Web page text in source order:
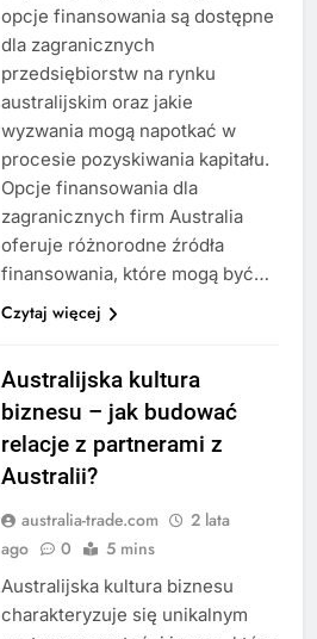
opcje finansowania są dostępne
dla zagranicznych
przedsiębiorstw na rynku
australijskim oraz jakie
wyzwania mogą napotkać w
procesie pozyskiwania kapitału.
Opcje finansowania dla
zagranicznych firm Australia
oferuje różnorodne źródła
finansowania, które mogą być…
Czytaj więcej
Australijska kultura
biznesu – jak budować
relacje z partnerami z
Australii?
australia-trade.com
2 lata
ago
0 5 mins
Australijska kultura biznesu
charakteryzuje się unikalnym